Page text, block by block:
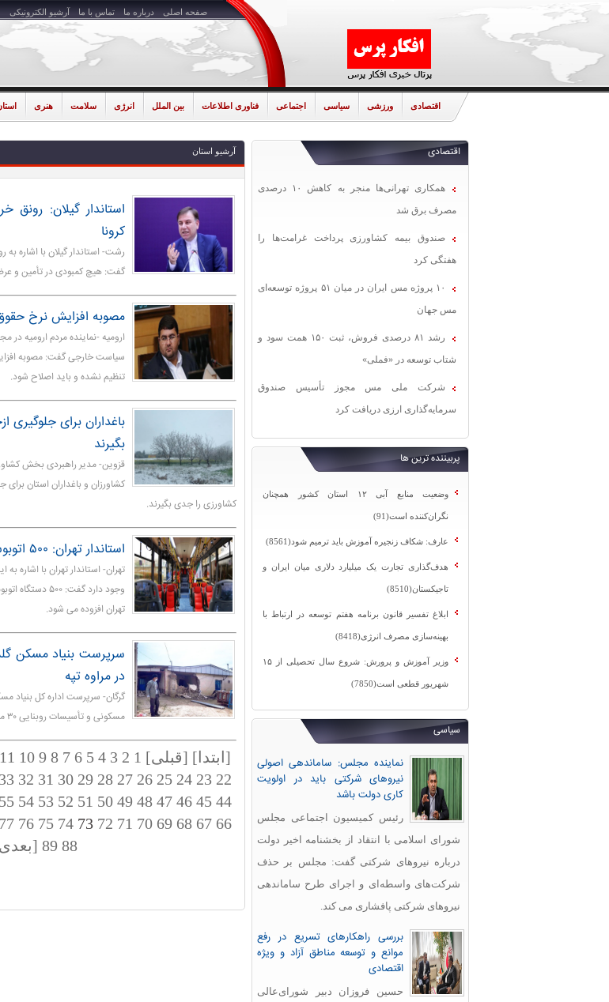
صفحه اصلی درباره ما تماس با ما آرشیو الکترونیکی
اقتصادی ورزشی سیاسی اجتماعی فناوری اطلاعات بین الملل انرژی سلامت هنری
اقتصادی
همکاری تهرانی‌ها منجر به کاهش ۱۰ درصدی
مصرف برق شد
صندوق بیمه کشاورزی پرداخت غرامت‌ها را
هفتگی کرد
۱۰ پروژه مس ایران در میان ۵۱ پروژه توسعه‌ای
مس جهان
رشد ۸۱ درصدی فروش، ثبت ۱۵۰ همت سود و
شتاب توسعه در «فملی»
شرکت ملی مس مجوز تأسیس صندوق
سرمایه‌گذاری ارزی دریافت کرد
پربیننده ترین ها
وضعیت منابع آبی ۱۲ استان کشور همچنان
نگران‌کننده است(91)
عارف: شکاف زنجیره آموزش باید ترمیم شود(8561)
هدف‌گذاری تجارت یک میلیارد دلاری میان ایران و
تاجیکستان(8510)
ابلاغ تفسیر قانون برنامه هفتم توسعه در ارتباط با
بهینه‌سازی مصرف انرژی(8418)
وزیر آموزش و پرورش: شروع سال تحصیلی از ۱۵
شهریور قطعی است(7850)
سیاسی
نماینده مجلس: ساماندهی اصولی
نیروهای شرکتی باید در اولویت
کاری دولت باشد
رئیس کمیسیون اجتماعی مجلس
شورای اسلامی با انتقاد از بخشنامه اخیر دولت
درباره نیروهای شرکتی گفت: مجلس بر حذف
شرکت‌های واسطه‌ای و اجرای طرح ساماندهی
نیروهای شرکتی پافشاری می کند.
بررسی راهکارهای تسریع در رفع
موانع و توسعه مناطق آزاد و ویژه
اقتصادی
حسین فروزان دبیر شورای‌عالی
آرشیو استان
استاندار گیلان: رونق
کرونا
رشت- استاندار گیلان با اشاره
گفت: هیچ کمبودی در تأمین و
مصوبه افزایش نرخ
ارومیه -نماینده مردم ارومیه
سیاست خارجی گفت: مصوبه
تنظیم نشده و باید اصلاح شود.
باغداران برای
بگیرند
قزوین- مدیر راهبردی بخش
کشاورزان و باغداران استان
کشاورزی را جدی بگیرند.
استاندار تهران: ۵۰۰ اتوبوس به حمل و نقل تهران افزوده می‌شود
تهران افزوده می شود.
در مراوه تپه
گرگان- سرپرست اداره کل بنیاد
مسکونی و تأسیسات روبنایی ۳۰ میلیارد تومان خسارت زد.
[ابتدا] [قبلی] 1
2
3
4
5
6
7
8
9
10
11
22
23
24
25
26
27
28
29
30
31
32
33
44
45
46
47
48
49
50
51
52
53
54
55
66
67
68
69
70
71
72
74
75
76
77
88
89